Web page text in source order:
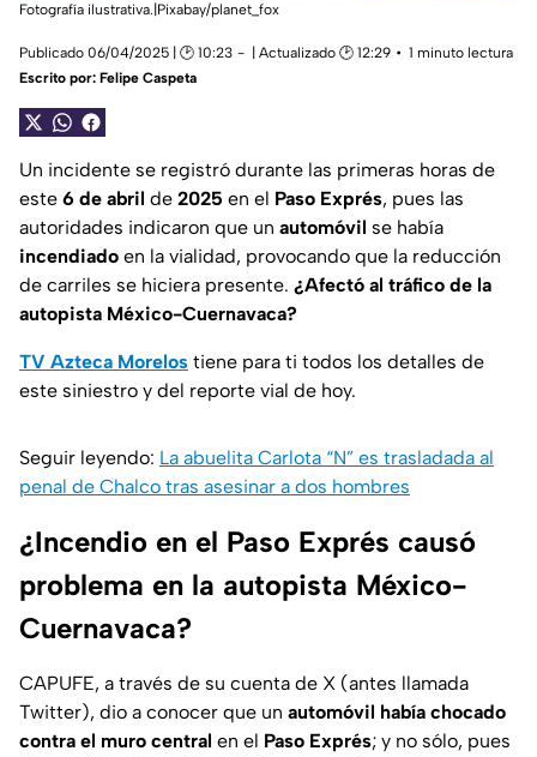
Fotografía ilustrativa.|Pixabay/planet_fox
Publicado 06/04/2025 | 🕑 10:23 | Actualizado 🕑 12:29
1 minuto lectura
Escrito por: Felipe Caspeta
Un incidente se registró durante las primeras horas de
este 6 de abril de 2025 en el Paso Exprés, pues las
autoridades indicaron que un automóvil se había
incendiado en la vialidad, provocando que la reducción
de carriles se hiciera presente. ¿Afectó al tráfico de la
autopista México-Cuernavaca?
TV Azteca Morelos tiene para ti todos los detalles de
este siniestro y del reporte vial de hoy.
Seguir leyendo: La abuelita Carlota “N” es trasladada al
penal de Chalco tras asesinar a dos hombres
¿Incendio en el Paso Exprés causó
problema en la autopista México-
Cuernavaca?
CAPUFE, a través de su cuenta de X (antes llamada
Twitter), dio a conocer que un automóvil había chocado
contra el muro central en el Paso Exprés; y no sólo, pues